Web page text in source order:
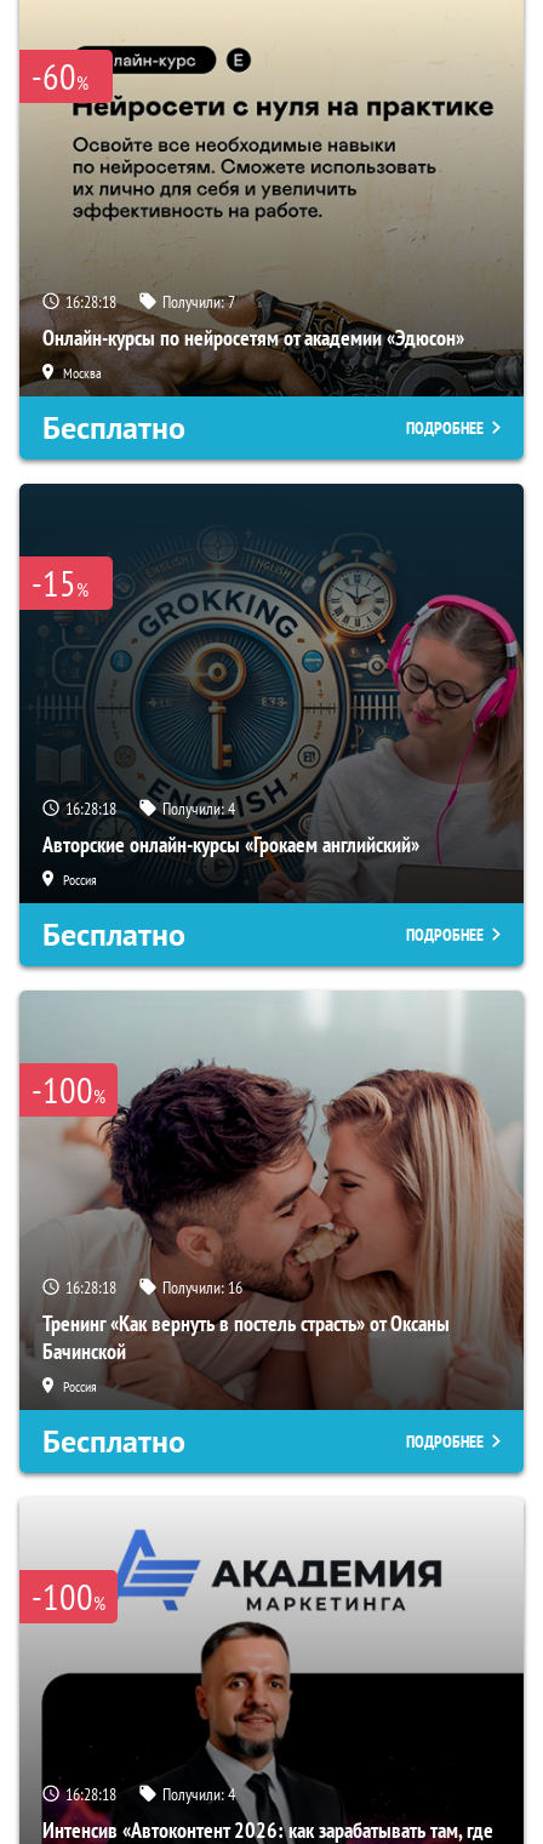
-60%
16:28:17 Получили:7
Онлайн-курсы по нейросетям от академии «Эдюсон»
Москва
Бесплатно ПОДРОБНЕЕ
-15%
16:28:17 Получили:4
Авторские онлайн-курсы «Грокаем английский»
Россия
Бесплатно ПОДРОБНЕЕ
-100%
16:28:17 Получили:16
Тренинг «Как вернуть в постель страсть» от Оксаны
Бачинской
Россия
Бесплатно ПОДРОБНЕЕ
-100%
16:28:17 Получили:4
Интенсив «Автоконтент 2026: как зарабатывать там, где